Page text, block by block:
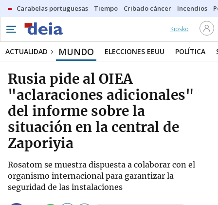
Carabelas portuguesas Tiempo Cribado cáncer Incendios
Kiosko
ACTUALIDAD MUNDO ELECCIONES EEUU POLÍTICA
Rusia pide al OIEA
"aclaraciones adicionales"
del informe sobre la
situación en la central de
Zaporiyia
Rosatom se muestra dispuesta a colaborar con el
organismo internacional para garantizar la
seguridad de las instalaciones